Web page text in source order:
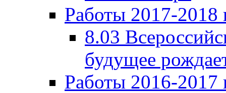
Работы 2017-2018
8.03
будущее
Работы 2016-2017